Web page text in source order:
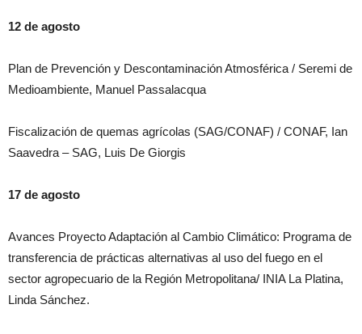
12 de agosto
Plan de Prevención y Descontaminación Atmosférica / Seremi de
Medioambiente, Manuel Passalacqua
Fiscalización de quemas agrícolas (SAG/CONAF) / CONAF, Ian
Saavedra – SAG, Luis De Giorgis
17 de agosto
Avances Proyecto Adaptación al Cambio Climático: Programa de
transferencia de prácticas alternativas al uso del fuego en el
sector agropecuario de la Región Metropolitana/ INIA La Platina,
Linda Sánchez.